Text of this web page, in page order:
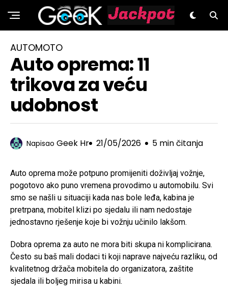
GeeK.hr
AUTOMOTO
Auto oprema: 11
trikova za veću
udobnost
Napisao Geek Hr 21/05/2026 5 min čitanja
Auto oprema može potpuno promijeniti doživljaj vožnje,
pogotovo ako puno vremena provodimo u automobilu. Svi
smo se našli u situaciji kada nas bole leđa, kabina je
pretrpana, mobitel klizi po sjedalu ili nam nedostaje
jednostavno rješenje koje bi vožnju učinilo lakšom.
Dobra oprema za auto ne mora biti skupa ni komplicirana.
Često su baš mali dodaci ti koji naprave najveću razliku, od
kvalitetnog držača mobitela do organizatora, zaštite
sjedala ili boljeg mirisa u kabini.